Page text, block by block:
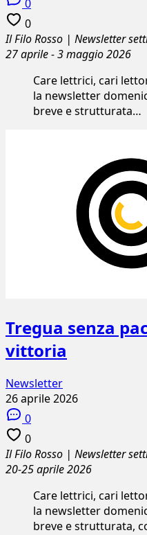
0
0
Il Filo Rosso | Newsletter
27 aprile - 3 maggio 2026
Care lettrici, cari
la newsletter
breve e strutturata…
Tregua senza
vittoria
Newsletter
26 aprile 2026
0
0
Il Filo Rosso | Newsletter
20-25 aprile 2026
Care lettrici, cari
la newsletter
breve e strutturata,